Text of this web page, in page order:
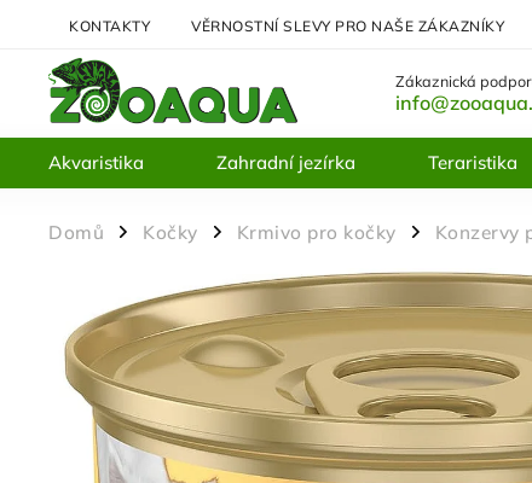
KONTAKTY VĚRNOSTNÍ SLEVY PRO NAŠE ZÁKAZNÍKY
Zákaznická
Akvaristika Zahradní jezírka Teraristika
Domů / Kočky / Krmivo pro kočky / Konzervy